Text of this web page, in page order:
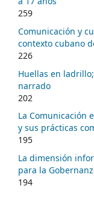
259
Comunicación y
contexto cubano
226
Huellas en
narrado
202
La Comunicación
y sus prácticas
195
La dimensión
para la
194